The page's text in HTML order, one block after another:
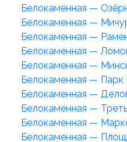
Белокаменная —
Белокаменная —
Белокаменная —
Белокаменная —
Белокаменная —
Белокаменная — Парк
Белокаменная —
Белокаменная —
Белокаменная —
Белокаменная —